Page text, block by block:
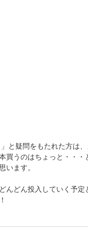
と疑問をもたれた方は
買うのはちょっと・・
います。
んどん投入していく予定